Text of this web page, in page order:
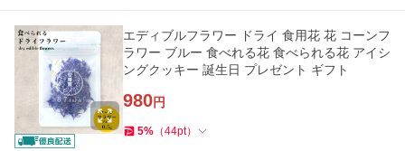
エディブルフラワー ドライ 食用花 花 コーンフ
ラワー ブルー 食べれる花 食べられる花 アイシ
ングクッキー 誕生日 プレゼント ギフト
980円
5% （44pt）